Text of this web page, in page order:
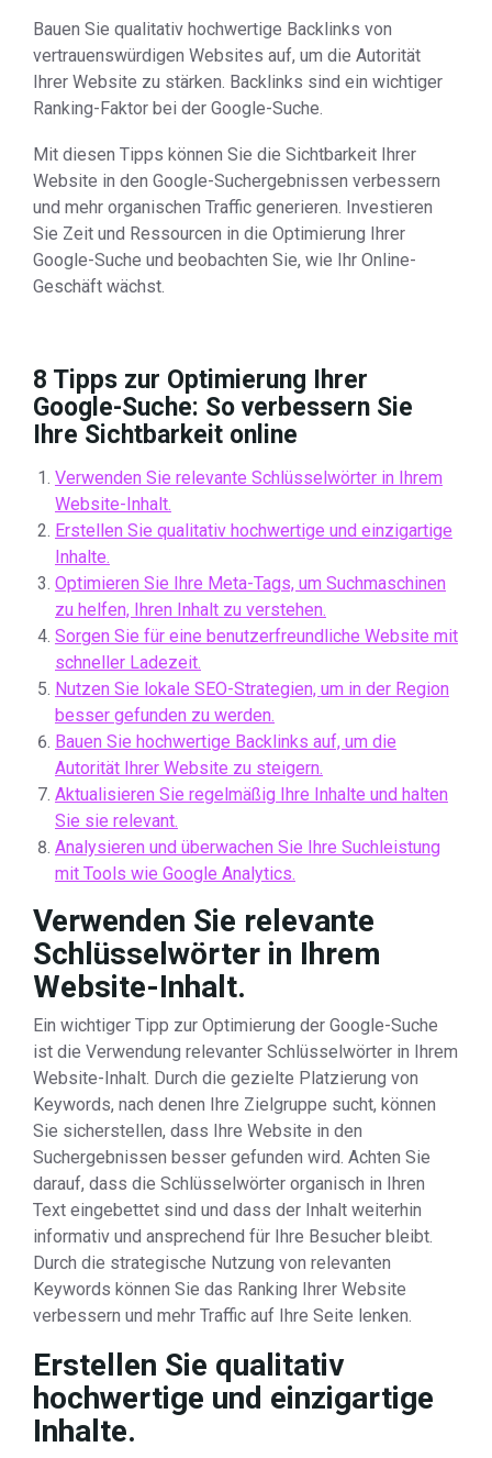
Bauen Sie qualitativ hochwertige Backlinks von
vertrauenswürdigen Websites auf, um die Autorität
Ihrer Website zu stärken. Backlinks sind ein wichtiger
Ranking-Faktor bei der Google-Suche.
Mit diesen Tipps können Sie die Sichtbarkeit Ihrer
Website in den Google-Suchergebnissen verbessern
und mehr organischen Traffic generieren. Investieren
Sie Zeit und Ressourcen in die Optimierung Ihrer
Google-Suche und beobachten Sie, wie Ihr Online-
Geschäft wächst.
8 Tipps zur Optimierung Ihrer
Google-Suche: So verbessern Sie
Ihre Sichtbarkeit online
Verwenden Sie relevante Schlüsselwörter in Ihrem
Website-Inhalt.
Erstellen Sie qualitativ hochwertige und einzigartige
Inhalte.
Optimieren Sie Ihre Meta-Tags, um Suchmaschinen
zu helfen, Ihren Inhalt zu verstehen.
Sorgen Sie für eine benutzerfreundliche Website mit
schneller Ladezeit.
Nutzen Sie lokale SEO-Strategien, um in der Region
besser gefunden zu werden.
Bauen Sie hochwertige Backlinks auf, um die
Autorität Ihrer Website zu steigern.
Aktualisieren Sie regelmäßig Ihre Inhalte und halten
Sie sie relevant.
Analysieren und überwachen Sie Ihre Suchleistung
mit Tools wie Google Analytics.
Verwenden Sie relevante
Schlüsselwörter in Ihrem
Website-Inhalt.
Ein wichtiger Tipp zur Optimierung der Google-Suche
ist die Verwendung relevanter Schlüsselwörter in Ihrem
Website-Inhalt. Durch die gezielte Platzierung von
Keywords, nach denen Ihre Zielgruppe sucht, können
Sie sicherstellen, dass Ihre Website in den
Suchergebnissen besser gefunden wird. Achten Sie
darauf, dass die Schlüsselwörter organisch in Ihren
Text eingebettet sind und dass der Inhalt weiterhin
informativ und ansprechend für Ihre Besucher bleibt.
Durch die strategische Nutzung von relevanten
Keywords können Sie das Ranking Ihrer Website
verbessern und mehr Traffic auf Ihre Seite lenken.
Erstellen Sie qualitativ
hochwertige und einzigartige
Inhalte.